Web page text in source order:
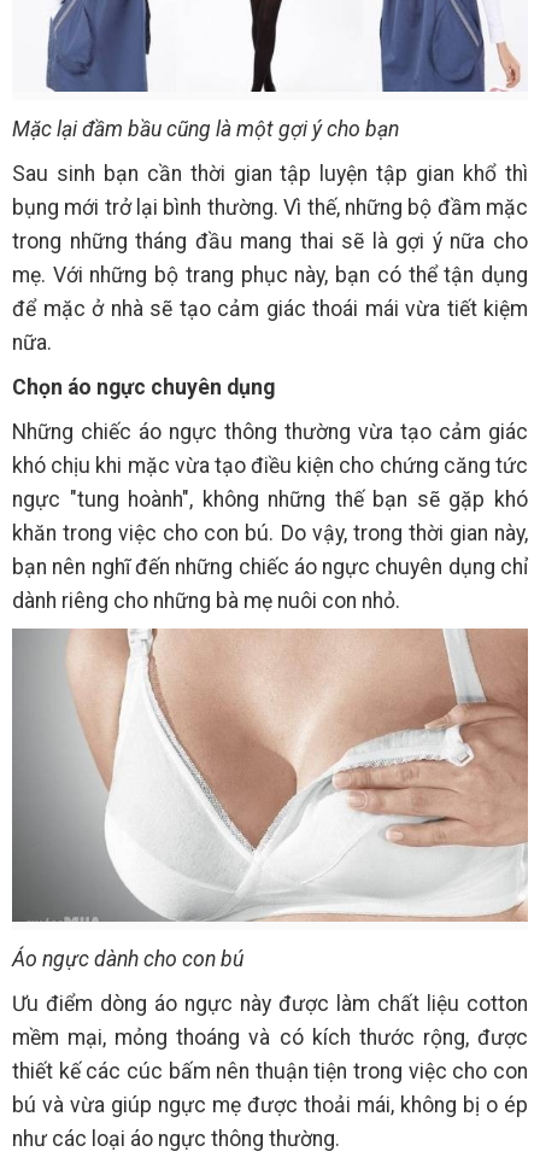
Mặc lại đầm bầu cũng là một gợi ý cho bạn
Sau sinh bạn cần thời gian tập luyện tập gian khổ thì
bụng mới trở lại bình thường. Vì thế, những bộ đầm mặc
trong những tháng đầu mang thai sẽ là gợi ý nữa cho
mẹ. Với những bộ trang phục này, bạn có thể tận dụng
để mặc ở nhà sẽ tạo cảm giác thoái mái vừa tiết kiệm
nữa.
Chọn áo ngực chuyên dụng
Những chiếc áo ngực thông thường vừa tạo cảm giác
khó chịu khi mặc vừa tạo điều kiện cho chứng căng tức
ngực "tung hoành", không những thế bạn sẽ gặp khó
khăn trong việc cho con bú. Do vậy, trong thời gian này,
bạn nên nghĩ đến những chiếc áo ngực chuyên dụng chỉ
dành riêng cho những bà mẹ nuôi con nhỏ.
Áo ngực dành cho con bú
Ưu điểm dòng áo ngực này được làm chất liệu cotton
mềm mại, mỏng thoáng và có kích thước rộng, được
thiết kế các cúc bấm nên thuận tiện trong việc cho con
bú và vừa giúp ngực mẹ được thoải mái, không bị o ép
như các loại áo ngực thông thường.